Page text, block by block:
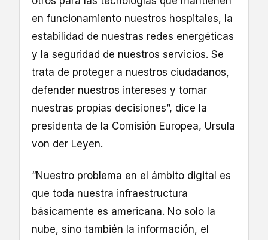
en funcionamiento nuestros hospitales, la
estabilidad de nuestras redes energéticas
y la seguridad de nuestros servicios. Se
trata de proteger a nuestros ciudadanos,
defender nuestros intereses y tomar
nuestras propias decisiones”, dice la
presidenta de la Comisión Europea, Ursula
von der Leyen.
“Nuestro problema en el ámbito digital es
que toda nuestra infraestructura
básicamente es americana. No solo la
nube, sino también la información, el